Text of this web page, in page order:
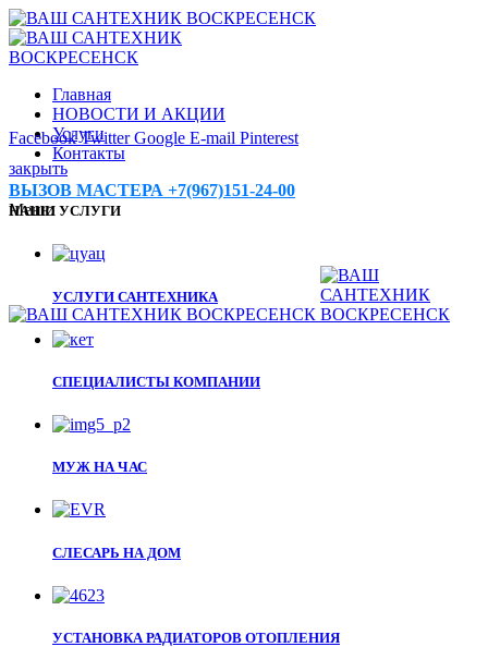
Главная
НОВОСТИ И АКЦИИ
Услуги
Контакты
ВЫЗОВ МАСТЕРА +7(967)151-24-00
Меню
Facebook Twitter Google E-mail Pinterest
закрыть
НАШИ УСЛУГИ
УСЛУГИ САНТЕХНИКА
СПЕЦИАЛИСТЫ КОМПАНИИ
МУЖ НА ЧАС
СЛЕСАРЬ НА ДОМ
УСТАНОВКА РАДИАТОРОВ ОТОПЛЕНИЯ